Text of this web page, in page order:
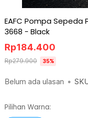
EAFC Pompa Sepeda
3668 - Black
Belum ada ulasan •
Rp184.400
Rp279.900 35%
Pilihan Warna: